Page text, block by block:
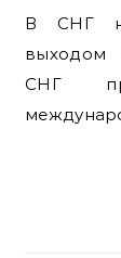
В СНГ начали работу над юридическим
выходом
СНГ